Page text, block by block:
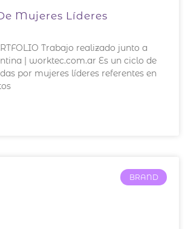
Mujeres Líderes
Trabajo realizado junto a
| worktec.com.ar Es un ciclo de
por mujeres líderes referentes en
BRAND